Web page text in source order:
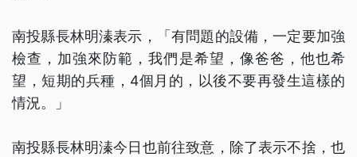
南投縣長林明溱表示，「有問題的設備，一定要加強
檢查，加強來防範，我們是希望，像爸爸，他也希
望，短期的兵種，4個月的，以後不要再發生這樣的
情況。」
南投縣長林明溱今日也前往致意，除了表示不捨，也